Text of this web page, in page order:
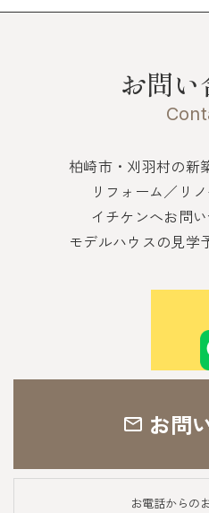
お問
柏崎市・刈羽村の新
リフォーム／リ
イチケンへお問い
モデルハウスの見学
お問
お電話からの